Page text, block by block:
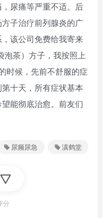
尿痛等严重不适。后
子治疗前列腺炎的广
该公司免费给我寄来
泡茶）方子，我按照上
时候，先前不舒服的症
十天，所有症状基本
能彻底治愈。前友们
尿频尿急 滇鹤堂
分